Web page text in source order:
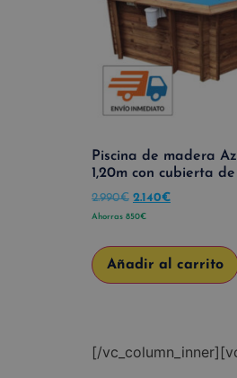
Piscina de madera
1,20m con cubierta
2.990€ 2.140€
Ahorras 850€
Añadir al carrito
[/